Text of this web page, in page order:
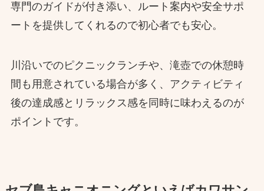
専門のガイドが付き添い、ルート案内や安全サポ
ートを提供してくれるので初心者でも安心。
川沿いでのピクニックランチや、滝壺での休憩時
間も用意されている場合が多く、アクティビティ
後の達成感とリラックス感を同時に味わえるのが
ポイントです。